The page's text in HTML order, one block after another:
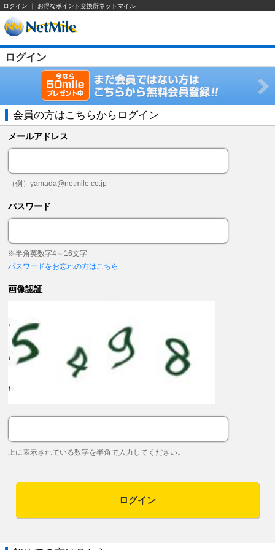
ログイン ｜ お得なポイント交換所ネットマイル
ログイン
会員の方はこちらからログイン
メールアドレス
（例）yamada@netmile.co.jp
パスワード
※半角英数字4～16文字
パスワードをお忘れの方はこちら
画像認証
上に表示されている数字を半角で入力してください。